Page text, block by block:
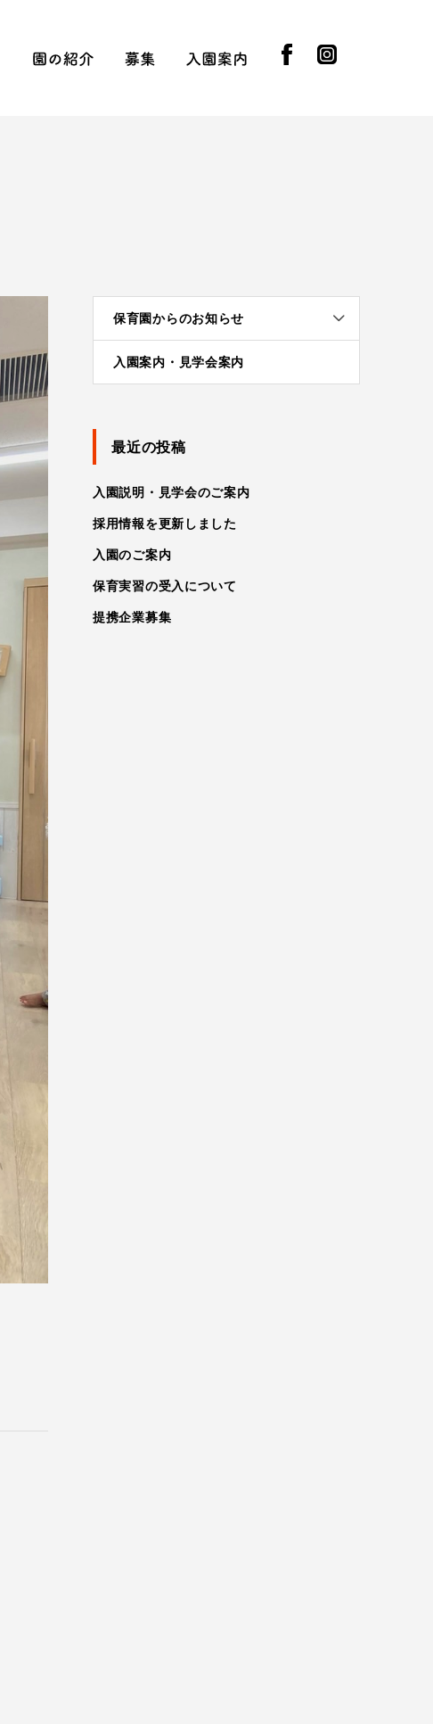
お知らせ 園の紹介 募集 入園案内facebook
保育園からのお知らせ
入園案内・見学会案内
最近の投稿
入園説明・見学会のご案内
採用情報を更新しました
入園のご案内
保育実習の受入について
提携企業募集